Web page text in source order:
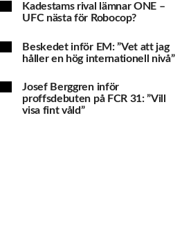
Kadestams rival lämnar ONE –
UFC nästa för Robocop?
Beskedet inför EM: ”Vet att jag
håller en hög internationell nivå”
Josef Berggren inför
proffsdebuten på FCR 31: ”Vill
visa fint våld”